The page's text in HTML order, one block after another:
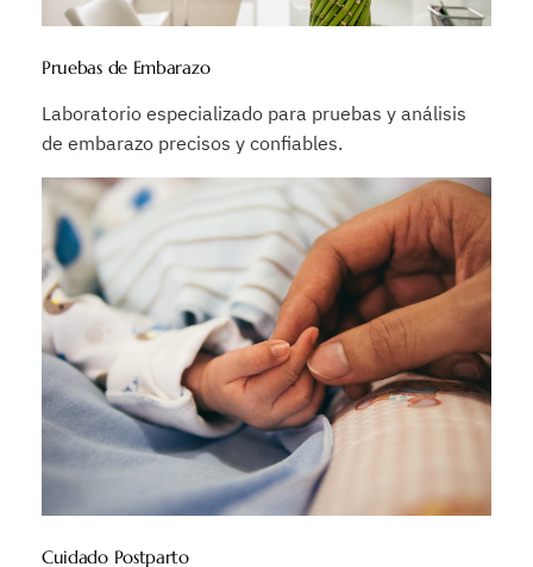
Pruebas de Embarazo
Laboratorio especializado para pruebas y análisis
de embarazo precisos y confiables.
Cuidado Postparto